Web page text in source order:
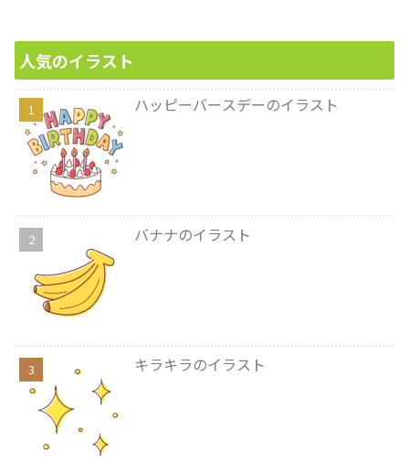
人気のイラスト
ハッピーバースデーのイラスト
バナナのイラスト
キラキラのイラスト